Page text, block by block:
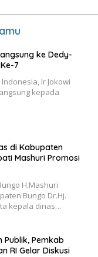
ke Dedy-
7
Ir Jokowi
kepada
di Kabupaten
Mashuri Promosi
H.Mashuri
Bungo Dr.Hj.
kepala dinas…
Publik, Pemkab
RI Gelar Diskusi